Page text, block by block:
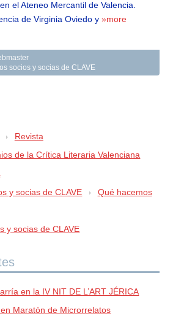
el Ateneo Mercantil de Valencia.
de Virginia Oviedo y»more
socios y socias de CLAVE
Revista
de la Crítica Literaria Valenciana
y socias de CLAVE
Qué hacemos
y socias de CLAVE
en la IV NIT DE L’ART JÉRICA
Maratón de Microrrelatos